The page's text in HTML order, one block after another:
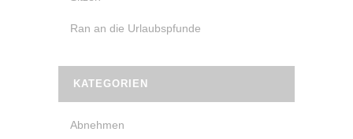
Ran an die Urlaubspfunde
KATEGORIEN
Abnehmen